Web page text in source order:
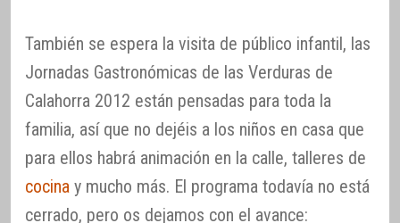
También se espera la visita de público infantil, las
Jornadas Gastronómicas de las Verduras de
Calahorra 2012 están pensadas para toda la
familia, así que no dejéis a los niños en casa que
para ellos habrá animación en la calle, talleres de
cocina y mucho más. El programa todavía no está
cerrado, pero os dejamos con el avance: